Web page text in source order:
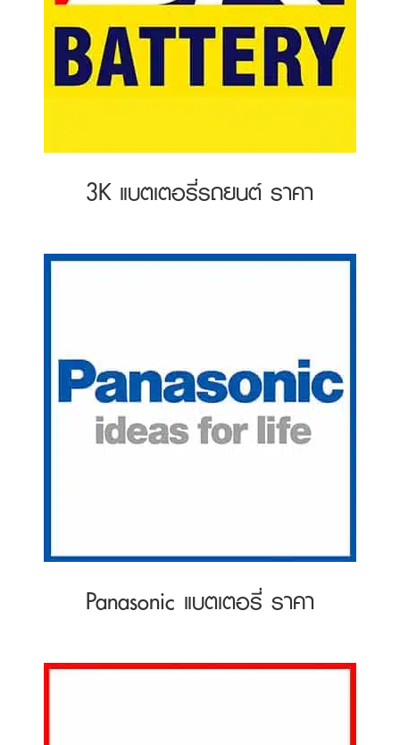
3K แบตเตอรี่รถยนต์ ราคา
Panasonic แบตเตอรี่ ราคา